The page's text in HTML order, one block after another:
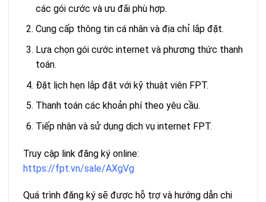
các gói cước và ưu đãi phù hợp.
Cung cấp thông tin cá nhân và địa chỉ lắp đặt.
Lựa chọn gói cước internet và phương thức thanh
toán.
Đặt lịch hẹn lắp đặt với kỹ thuật viên FPT.
Thanh toán các khoản phí theo yêu cầu.
Tiếp nhận và sử dụng dịch vụ internet FPT.
Truy cập link đăng ký online:
https://fpt.vn/sale/AXgVg
Quá trình đăng ký sẽ được hỗ trợ và hướng dẫn chi